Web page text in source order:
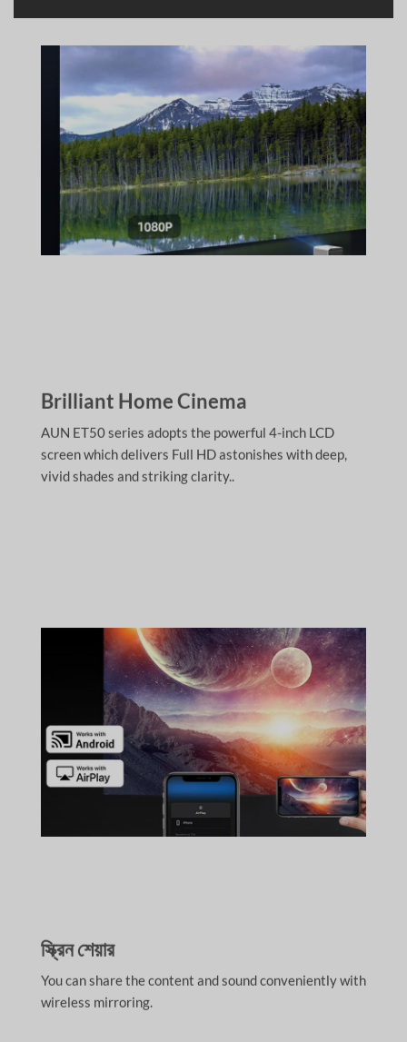
Brilliant Home Cinema
AUN ET50 series adopts the powerful 4-inch LCD
screen which delivers Full HD astonishes with deep,
vivid shades and striking clarity..
স্ক্রিন শেয়ার
You can share the content and sound conveniently with
wireless mirroring.